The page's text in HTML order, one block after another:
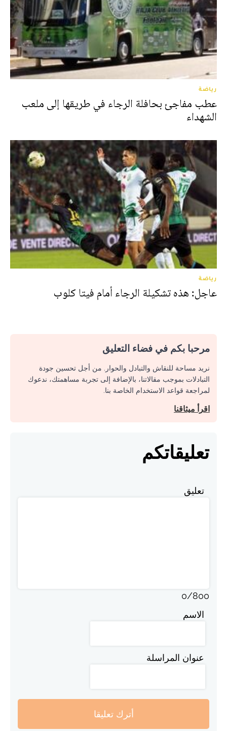
رياضة
عطب مفاجئ بحافلة الرجاء في طريقها إلى ملعب
الشهداء
رياضة
عاجل: هذه تشكيلة الرجاء أمام فيتا كلوب
مرحبا بكم في فضاء التعليق
نريد مساحة للنقاش والتبادل والحوار. من أجل تحسين جودة
التبادلات بموجب مقالاتنا، بالإضافة إلى تجربة مساهمتك، ندعوك
لمراجعة قواعد الاستخدام الخاصة بنا.
اقرأ ميثاقنا
تعليقاتكم
تعليق
0/800
الاسم
عنوان المراسلة
أترك تعليقا